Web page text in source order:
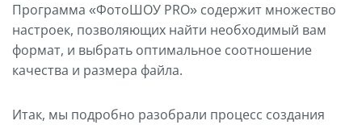
Программа «ФотоШОУ PRO» содержит множество
настроек, позволяющих найти необходимый вам
формат, и выбрать оптимальное соотношение
качества и размера файла.
Итак, мы подробно разобрали процесс создания